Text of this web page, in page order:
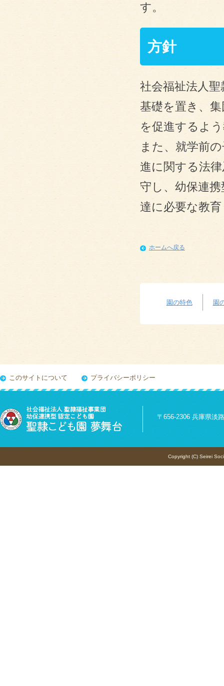
す。
方針
社会福祉法人
基礎を置き、
を促進するよ
また、就学前
進に関する法
守し、幼保連
達に必要な教
ホームへ戻る
園の特色 園
このサイトについて プライバシーポリシー
〒656-2306 兵庫県淡
Copyright (C) Seirei